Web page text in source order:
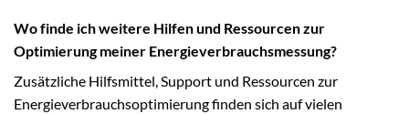
Wo finde ich weitere Hilfen und Ressourcen zur
Optimierung meiner Energieverbrauchsmessung?
Zusätzliche Hilfsmittel, Support und Ressourcen zur
Energieverbrauchsoptimierung finden sich auf vielen